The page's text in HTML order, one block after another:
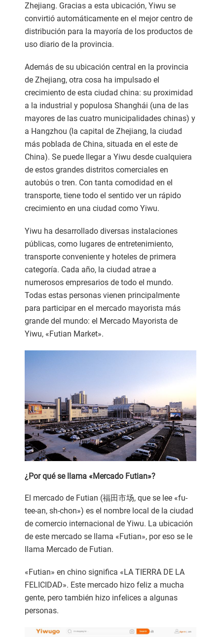
Zhejiang. Gracias a esta ubicación, Yiwu se
convirtió automáticamente en el mejor centro de
distribución para la mayoría de los productos de
uso diario de la provincia.
Además de su ubicación central en la provincia
de Zhejiang, otra cosa ha impulsado el
crecimiento de esta ciudad china: su proximidad
a la industrial y populosa Shanghái (una de las
mayores de las cuatro municipalidades chinas) y
a Hangzhou (la capital de Zhejiang, la ciudad
más poblada de China, situada en el este de
China). Se puede llegar a Yiwu desde cualquiera
de estos grandes distritos comerciales en
autobús o tren. Con tanta comodidad en el
transporte, tiene todo el sentido ver un rápido
crecimiento en una ciudad como Yiwu.
Yiwu ha desarrollado diversas instalaciones
públicas, como lugares de entretenimiento,
transporte conveniente y hoteles de primera
categoría. Cada año, la ciudad atrae a
numerosos empresarios de todo el mundo.
Todas estas personas vienen principalmente
para participar en el mercado mayorista más
grande del mundo: el Mercado Mayorista de
Yiwu, «Futian Market».
¿Por qué se llama «Mercado Futian»?
El mercado de Futian (福田市场, que se lee «fu-
tee-an, sh-chon») es el nombre local de la ciudad
de comercio internacional de Yiwu. La ubicación
de este mercado se llama «Futian», por eso se le
llama Mercado de Futian.
«Futian» en chino significa «LA TIERRA DE LA
FELICIDAD». Este mercado hizo feliz a mucha
gente, pero también hizo infelices a algunas
personas.